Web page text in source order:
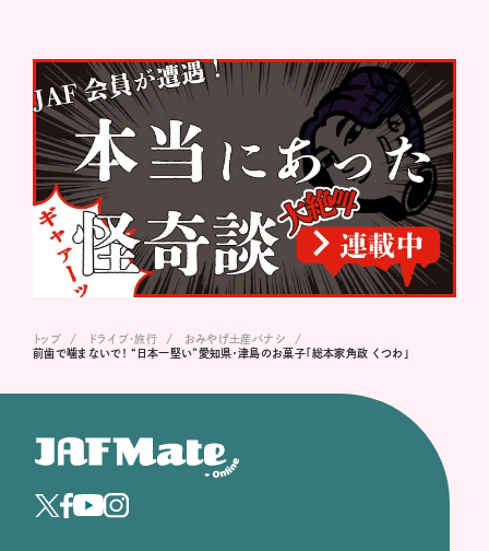
トップ ドライブ･旅行
おみやげ土産バナシ
前歯で噛まないで！ “日本一堅い”愛知県・津島のお菓子「総本家角政 くつわ」